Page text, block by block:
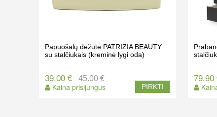
Papuošalų dėžutė PATRIZIA BEAUTY
su stalčiukais (kreminė lygi oda)
39.00 €
Kaina prisijungus
45.00 €
PIRKTI
79.90